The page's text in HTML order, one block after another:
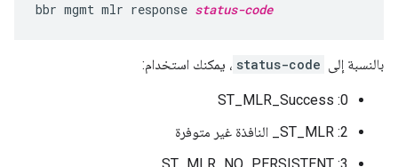
bbr mgmt mlr response status-code
بالنسبة إلى status-code ، يمكنك استخدام:
0: ST_MLR_Success
2: ST_MLR_ النافذة غير متوفرة